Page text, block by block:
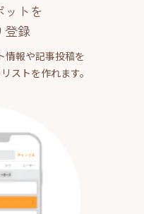
ットを
登録
情報や記事投稿を
ストを作れます。